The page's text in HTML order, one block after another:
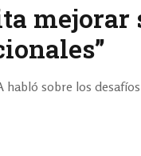
habló sobre los